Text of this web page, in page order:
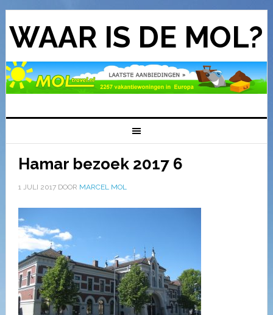
WAAR IS DE MOL?
Hamar bezoek 2017 6
1 JULI 2017DOOR MARCEL MOL